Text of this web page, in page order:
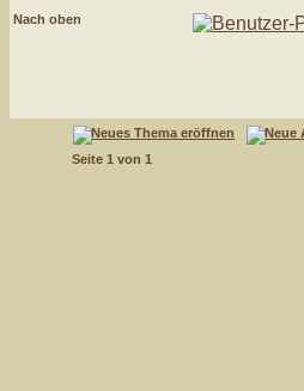
Nach oben
Seite1 von1